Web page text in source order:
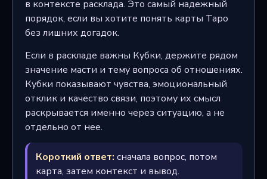
в контексте расклада. Это самый надежный
порядок, если вы хотите понять карты Таро
без лишних догадок.
Если в раскладе важны Кубки, держите рядом
значение масти и тему вопроса об отношениях.
Кубки показывают чувства, эмоциональный
отклик и качество связи, поэтому их смысл
раскрывается именно через ситуацию, а не
отдельно от нее.
Короткий ответ: сначала вопрос, потом
карта, затем контекст и вывод.